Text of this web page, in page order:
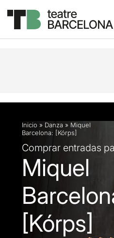
Descripción Ficha
Inicio » Danza » Miquel
Barcelona: [Kórps]
Comprar entradas
Miquel
[Kórps]